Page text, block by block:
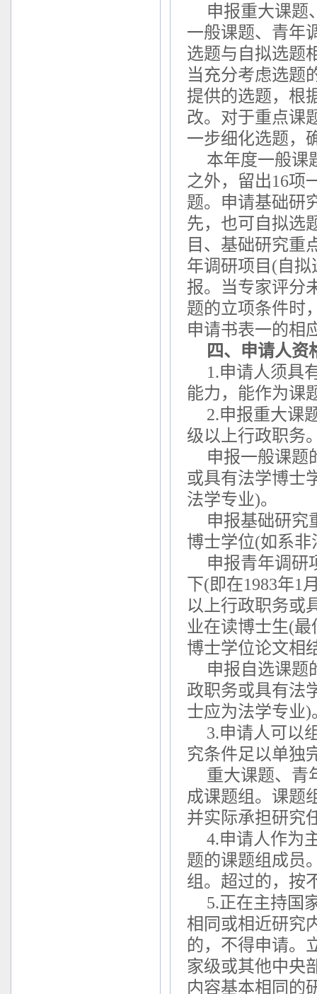
申报重大课题
一般课题、青年
选题与自拟选题
当充分考虑选题
提供的选题，根
改。对于重点课
一步细化选题，
本年度一般课
之外，留出16项
题。申请基础研
先，也可自拟选
目、基础研究重
年调研项目(自拟
报。当专家评分
题的立项条件时
申请书表一的相
四、申请人资
1.申请人须具
能力，能作为课
2.申报重大课
级以上行政职务
申报一般课题
或具有法学博士
法学专业)。
申报基础研究
博士学位(如系
申报青年调研
下(即在1983年1
以上行政职务或
业在读博士生(
博士学位论文相
申报自选课题
政职务或具有法
士应为法学专业)
3.申请人可以
究条件足以单独
重大课题、青
成课题组。课题
并实际承担研究
4.申请人作为
题的课题组成员
组。超过的，按
5.正在主持国
相同或相近研究
的，不得申请。
家级或其他中央
内容基本相同的